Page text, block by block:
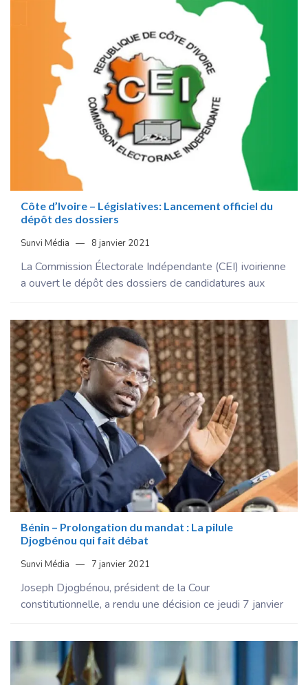
Côte d’Ivoire – Législatives: Lancement officiel du
dépôt des dossiers
Sunvi Média 8 janvier 2021
La Commission Électorale Indépendante (CEI) ivoirienne
a ouvert le dépôt des dossiers de candidatures aux
Bénin – Prolongation du mandat : La pilule
Djogbénou qui fait débat
Sunvi Média 7 janvier 2021
Joseph Djogbénou, président de la Cour
constitutionnelle, a rendu une décision ce jeudi 7 janvier